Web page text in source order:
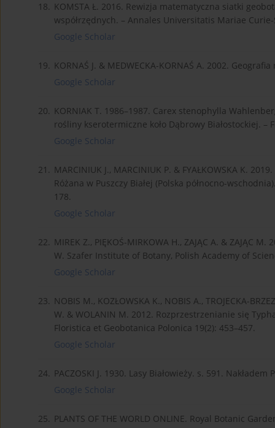
18. KOMSTA Ł. 2016. Rewizja matematyczna siatki
współrzędnych. – Annales Universitatis Mariae Curie-
Google Scholar
19. KORNAŚ J. & MEDWECKA-KORNAŚ A. 2002.
Google Scholar
20. KORNIAK T. 1986–1987. Carex stenophylla
rośliny kserotermiczne koło Dąbrowy Białostockiej. –
Google Scholar
21. MARCINIUK J., MARCINIUK P. & FYAŁKOWSKA K.
Różana w Puszczy Białej (Polska północno-
178.
Google Scholar
22. MIREK Z., PIĘKOŚ-MIRKOWA H., ZAJĄC A. & ZAJĄC
W. Szafer Institute of Botany, Polish Academy of
Google Scholar
23. NOBIS M., KOZŁOWSKA K., NOBIS A., TROJECKA-
W. & WOLANIN M. 2012. Rozprzestrzenianie się
Floristica et Geobotanica Polonica 19(2): 453–457.
Google Scholar
24. PACZOSKI J. 1930. Lasy Białowieży. s. 591.
Google Scholar
25. PLANTS OF THE WORLD ONLINE. Royal Botanic